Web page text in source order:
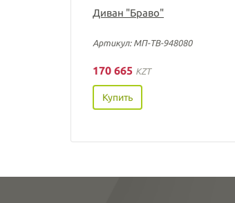
Диван "Браво"
Артикул: МП-ТВ-948080
170 665 KZT
Купить